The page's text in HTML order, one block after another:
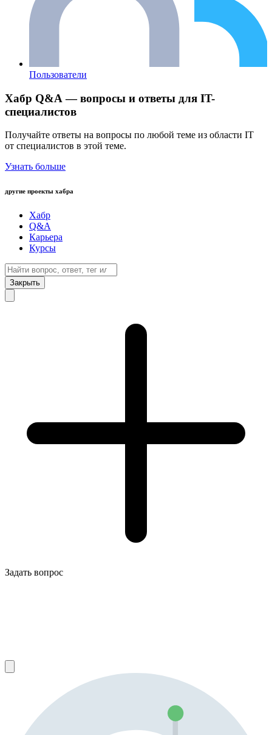
Пользователи
Хабр Q&A — вопросы и ответы для IT-
специалистов
Получайте ответы на вопросы по любой теме из области IT
от специалистов в этой теме.
Узнать больше
другие проекты хабра
Хабр
Q&A
Карьера
Курсы
Закрыть
Задать вопрос